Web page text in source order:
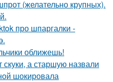
(желательно крупных).
про шпаргалки -
оближешь!
а старшую назвали
шокировала